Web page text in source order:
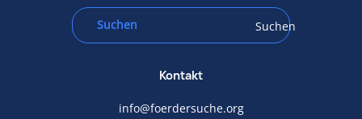
Suchen
Kontakt
info@foerdersuche.org